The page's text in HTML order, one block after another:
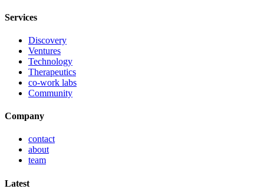
Services
Discovery
Ventures
Technology
Therapeutics
co-work labs
Community
Company
contact
about
team
Latest